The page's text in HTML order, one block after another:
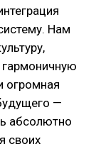
Нам
огромная
—
абсолютно
своих